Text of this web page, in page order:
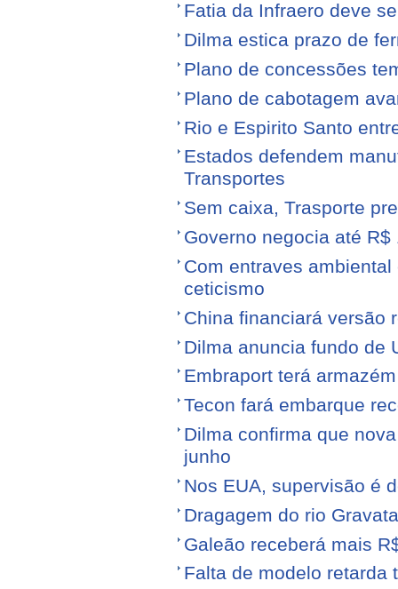
Fatia da Infraero deve
Dilma estica prazo de
Plano de concessões
Plano de cabotagem
Rio e Espirito Santo
Estados defendem
Transportes
Sem caixa, Trasporte
Governo negocia até
Com entraves
ceticismo
China financiará versão
Dilma anuncia fundo de
Embraport terá
Tecon fará embarque
Dilma confirma que
junho
Nos EUA, supervisão é
Dragagem do rio
Galeão receberá mais
Falta de modelo retarda